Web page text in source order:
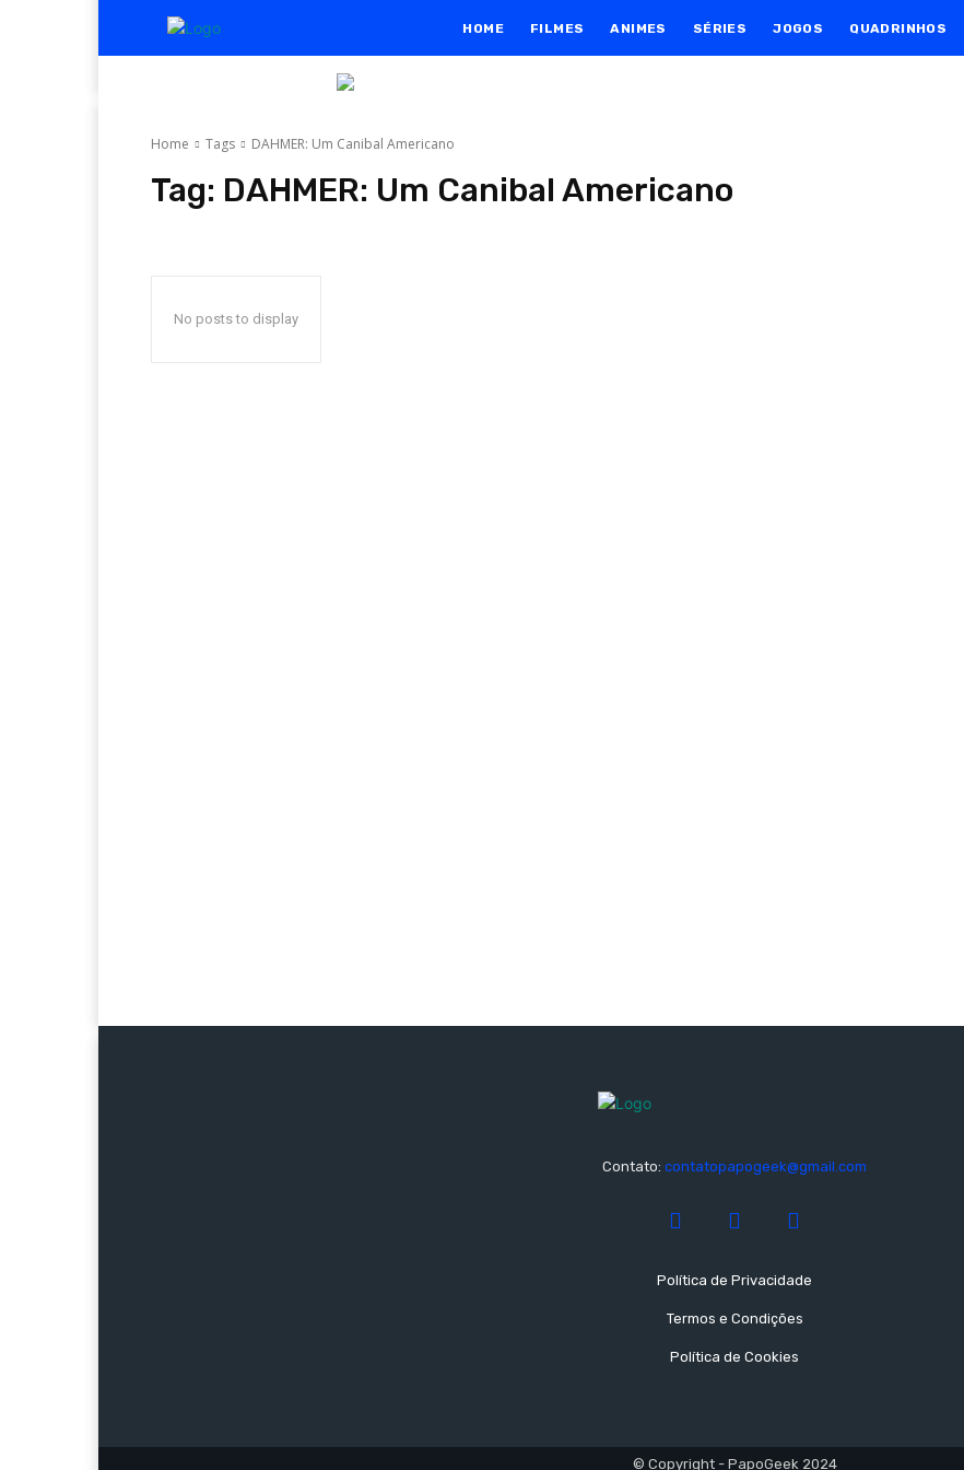
HOME FILMES ANIMES SÉRIES JOGOS QUADRINHOS
Home Tags DAHMER: Um Canibal Americano
Tag: DAHMER: Um Canibal Americano
No posts to display
Contato: contatopapogeek@gmail.com
Política de Privacidade
Termos e Condições
Política de Cookies
© Copyright - PapoGeek 2024